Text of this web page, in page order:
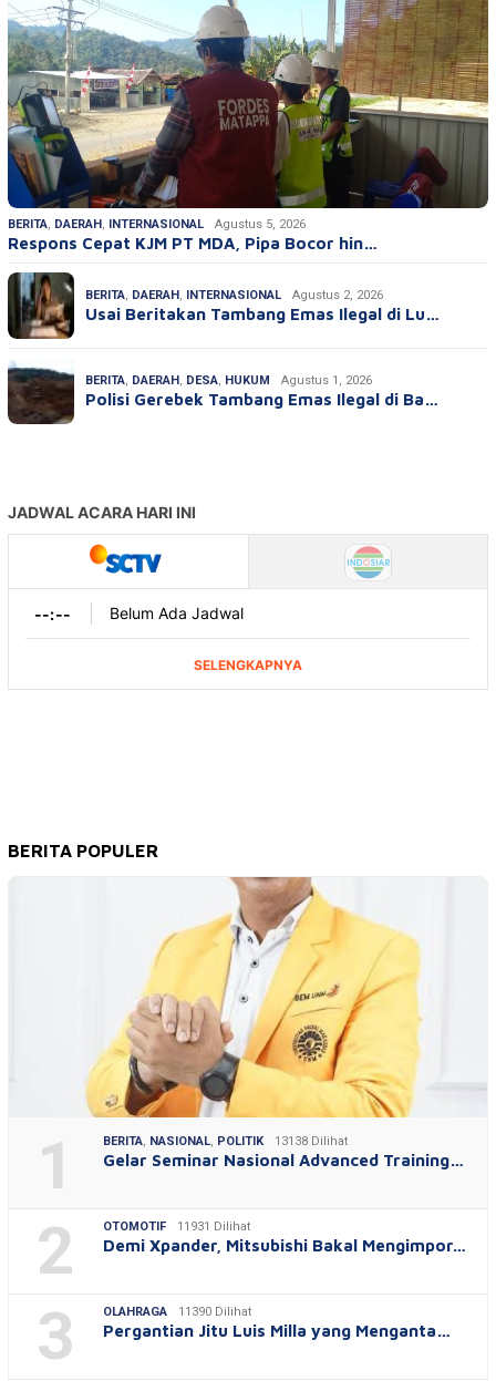
BERITA, DAERAH, INTERNASIONAL Agustus 5, 2026
Respons Cepat KJM PT MDA, Pipa Bocor hin…
BERITA, DAERAH, INTERNASIONAL Agustus 2, 2026
Usai Beritakan Tambang Emas Ilegal di Lu…
BERITA, DAERAH, DESA, HUKUM Agustus 1, 2026
Polisi Gerebek Tambang Emas Ilegal di Ba…
BERITA POPULER
1 BERITA, NASIONAL, POLITIK 13138 Dilihat
Gelar Seminar Nasional Advanced Training…
2 OTOMOTIF 11931 Dilihat
Demi Xpander, Mitsubishi Bakal Mengimpor…
3 OLAHRAGA 11390 Dilihat
Pergantian Jitu Luis Milla yang Menganta…